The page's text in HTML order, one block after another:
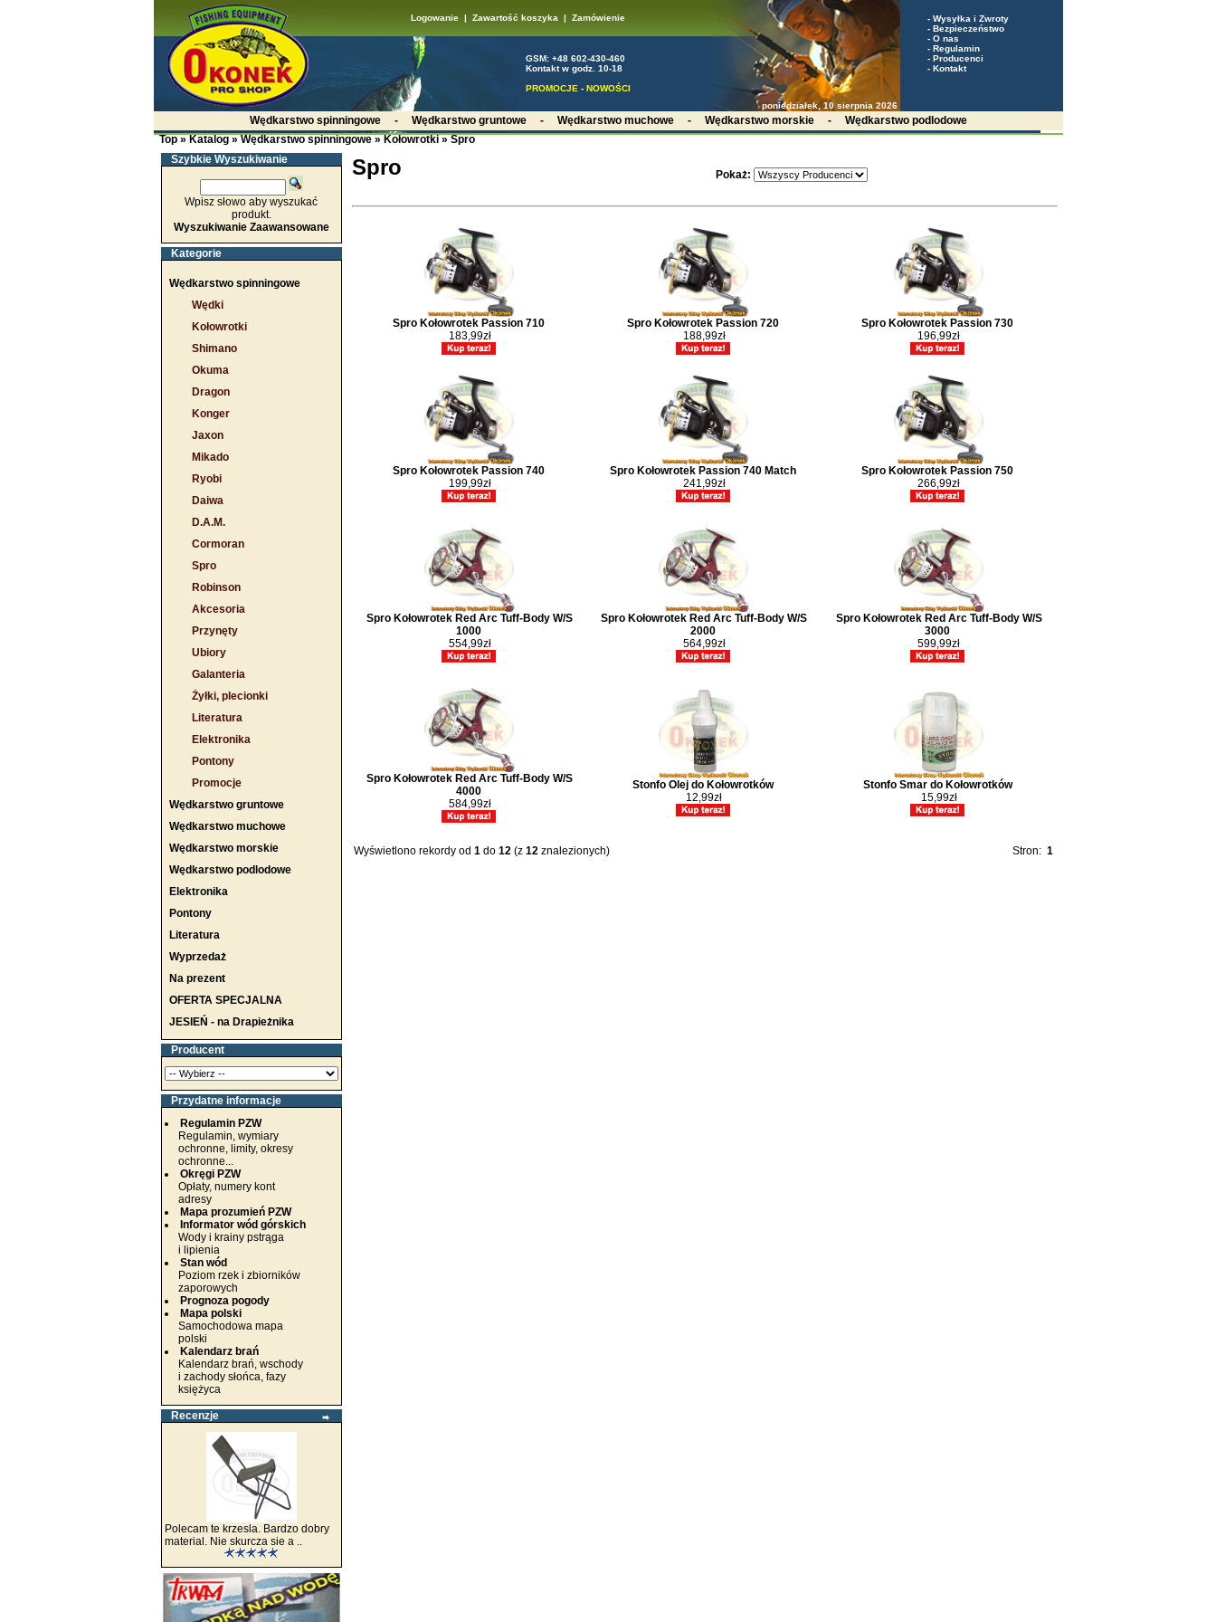
Logowanie | Zawartość koszyka | Zamówienie
poniedziałek, 10 sierpnia 2026
- Wysyłka i Zwroty
- Bezpieczeństwo
- O nas
- Regulamin
- Producenci
- Kontakt
GSM: +48 602-430-460
Kontakt w godz. 10-18
PROMOCJE - NOWOŚCI
Wędkarstwo spinningowe- Wędkarstwo gruntowe- Wędkarstwo muchowe- Wędkarstwo morskie- Wędkarstwo podlodowe
Top» Katalog» Wędkarstwo spinningowe» Kołowrotki» Spro
Szybkie Wyszukiwanie
Wpisz słowo aby wyszukać
produkt.
Wyszukiwanie Zaawansowane
Kategorie
Wędkarstwo spinningowe
Wędki
Kołowrotki
Shimano
Okuma
Dragon
Konger
Jaxon
Mikado
Ryobi
Daiwa
D.A.M.
Cormoran
Spro
Robinson
Akcesoria
Przynęty
Ubiory
Galanteria
Żyłki, plecionki
Literatura
Elektronika
Pontony
Promocje
Wędkarstwo gruntowe
Wędkarstwo muchowe
Wędkarstwo morskie
Wędkarstwo podlodowe
Elektronika
Pontony
Literatura
Wyprzedaż
Na prezent
OFERTA SPECJALNA
JESIEŃ - na Drapieżnika
Producent
Przydatne informacje
Regulamin PZW
Regulamin, wymiary
ochronne, limity, okresy
ochronne...
Okręgi PZW
Opłaty, numery kont
adresy
Mapa prozumień PZW
Informator wód górskich
Wody i krainy pstrąga
i lipienia
Stan wód
Poziom rzek i zbiorników
zaporowych
Prognoza pogody
Mapa polski
Samochodowa mapa
polski
Kalendarz brań
Kalendarz brań, wschody
i zachody słońca, fazy
księżyca
Recenzje
Polecam te krzesla. Bardzo dobry
material. Nie skurcza sie a ..
Spro Pokaż:
Spro Kołowrotek Passion 710
183,99zł
Spro Kołowrotek Passion 720
188,99zł
Spro Kołowrotek Passion 730
196,99zł
Spro Kołowrotek Passion 740
199,99zł
Spro Kołowrotek Passion 740 Match
241,99zł
Spro Kołowrotek Passion 750
266,99zł
Spro Kołowrotek Red Arc Tuff-Body W/S
1000
554,99zł
Spro Kołowrotek Red Arc Tuff-Body W/S
2000
564,99zł
Spro Kołowrotek Red Arc Tuff-Body W/S
3000
599,99zł
Spro Kołowrotek Red Arc Tuff-Body W/S
4000
584,99zł
Stonfo Olej do Kołowrotków
12,99zł
Stonfo Smar do Kołowrotków
15,99zł
Wyświetlono rekordy od 1do 12(z 12znalezionych) Stron: 1